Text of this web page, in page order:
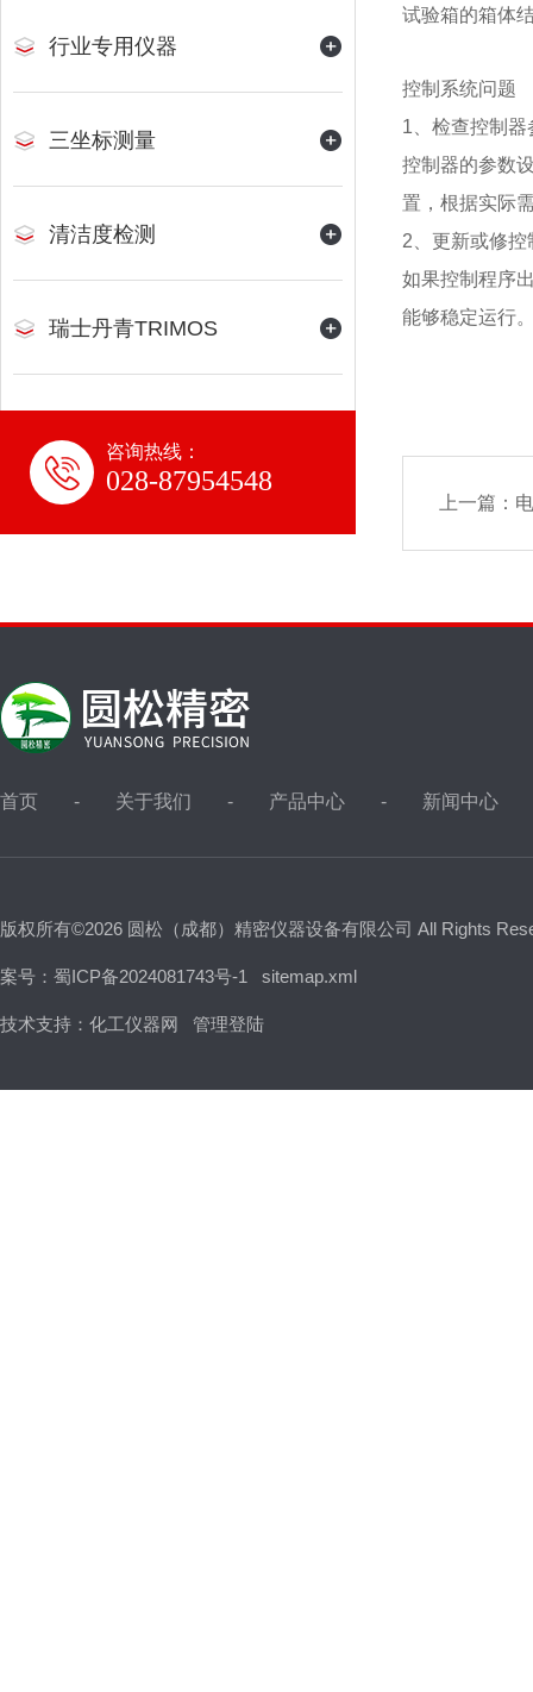
行业专用仪器
三坐标测量
清洁度检测
瑞士丹青TRIMOS
咨询热线：
028-87954548
试验箱的箱体
控制系统问题
1、检查控制器
控制器的参数
置，根据实际
2、更新或修控
如果控制程序
能够稳定运行
上一篇：
首页 关于我们 产品中心 新闻中心
版权所有©2026 圆松（成都）精密仪器设备有限公司 All Rights
案号：蜀ICP备2024081743号-1 sitemap.xml
技术支持： 化工仪器网 管理登陆